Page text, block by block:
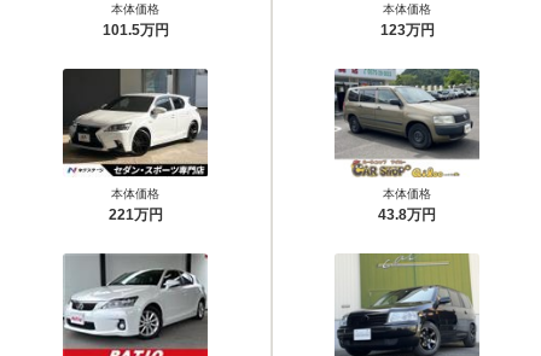
本体価格
101.5万円
本体価格
221万円
本体価格
123万円
本体価格
43.8万円